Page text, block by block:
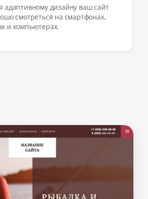
адаптивному дизайну ваш сайт
смотреться на смартфонах,
и компьютерах.